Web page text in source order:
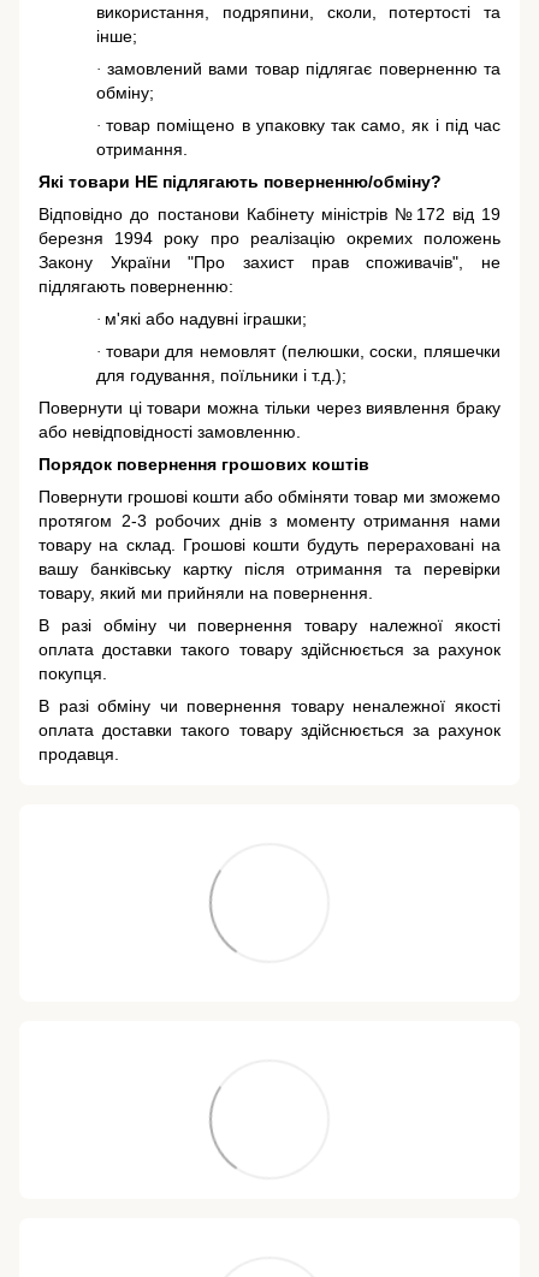
використання, подряпини, сколи, потертості та
інше;
· замовлений вами товар підлягає поверненню та
обміну;
·товар поміщено в упаковку так само, як і під час
отримання.
Які товари НЕ підлягають поверненню/обміну?
Відповідно до постанови Кабінету міністрів №172 від 19
березня 1994 року про реалізацію окремих положень
Закону України "Про захист прав споживачів", не
підлягають поверненню:
· м'які або надувні іграшки;
· товари для немовлят (пелюшки, соски, пляшечки
для годування, поїльники і т.д.);
Повернути ці товари можна тільки через виявлення браку
або невідповідності замовленню.
Порядок повернення грошових коштів
Повернути грошові кошти або обміняти товар ми зможемо
протягом 2-3 робочих днів з моменту отримання нами
товару на склад. Грошові кошти будуть перераховані на
вашу банківську картку після отримання та перевірки
товару, який ми прийняли на повернення.
В разі обміну чи повернення товару належної якості
оплата доставки такого товару здійснюється за рахунок
покупця.
В разі обміну чи повернення товару неналежної якості
оплата доставки такого товару здійснюється за рахунок
продавця.